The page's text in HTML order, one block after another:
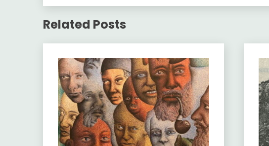
Related Posts